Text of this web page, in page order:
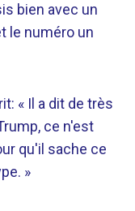
bien avec un
le numéro un
« Il a dit de très
ce n'est
qu'il sache ce
»